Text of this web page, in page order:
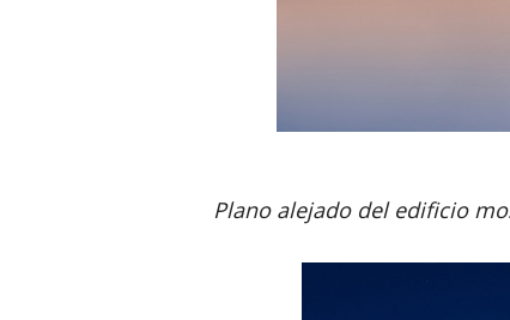
Plano alejado del edificio